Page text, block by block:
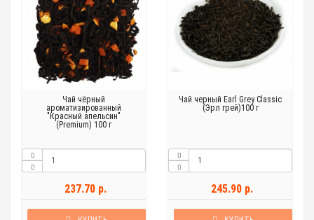
Чай чёрный
ароматизированный
"Красный апельсин"
(Premium) 100 г
237.70 р.
Чай черный Earl Grey Classic
(Эрл грей)100 г
245.90 р.